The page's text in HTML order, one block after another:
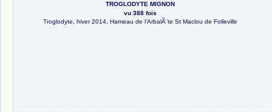
TROGLODYTE MIGNON
vu 388 fois
Troglodyte, hiver 2014, Hameau de l'ArbalÃ¨te St Maclou de Folleville